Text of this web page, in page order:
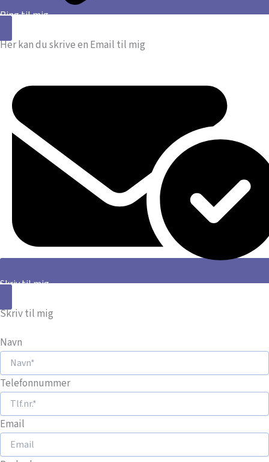
Ring til mig
Her kan du skrive en Email til mig
Skriv til mig
Skriv til mig
Navn
Telefonnummer
Email